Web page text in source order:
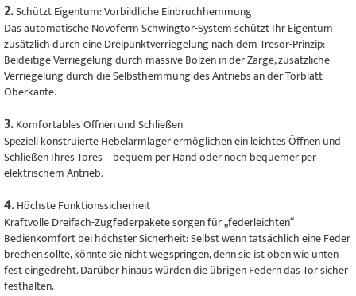
2.Schützt Eigentum: Vorbildliche Einbruchhemmung
Das automatische Novoferm Schwingtor-System schützt Ihr Eigentum
zusätzlich durch eine Dreipunktverriegelung nach dem Tresor-Prinzip:
Beideitige Verriegelung durch massive Bolzen in der Zarge, zusätzliche
Verriegelung durch die Selbsthemmung des Antriebs an der Torblatt-
Oberkante.
3. Komfortables Öffnen und Schließen
Speziell konstruierte Hebelarmlager ermöglichen ein leichtes Öffnen und
Schließen Ihres Tores – bequem per Hand oder noch bequemer per
elektrischem Antrieb.
4. Höchste Funktionssicherheit
Kraftvolle Dreifach-Zugfederpakete sorgen für „federleichten“
Bedienkomfort bei höchster Sicherheit: Selbst wenn tatsächlich eine Feder
brechen sollte, könnte sie nicht wegspringen, denn sie ist oben wie unten
fest eingedreht. Darüber hinaus würden die übrigen Federn das Tor sicher
festhalten.